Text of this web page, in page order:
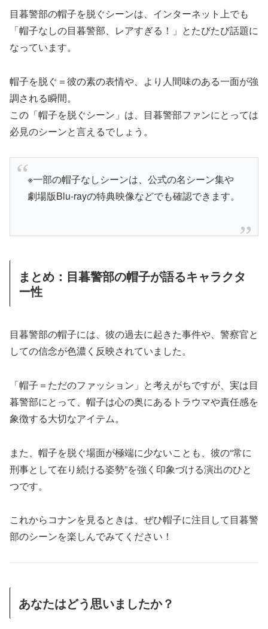
目暮警部の帽子を脱ぐシーンは、インターネット上でも
「帽子なしの目暮警部、レアすぎる！」とたびたび話題に
なっています。
帽子を脱ぐ＝彼の素の表情や、より人間味のある一面が強
調される瞬間。
この「帽子を脱ぐシーン」は、目暮警部ファンにとっては
必見のシーンと言えるでしょう。
※一部の帽子なしシーンは、公式の名シーン集や
劇場版Blu-rayの特典映像などでも確認できます。
まとめ：目暮警部の帽子が語るキャラクタ
ー性
目暮警部の帽子には、彼の過去に起きた事件や、警察官と
しての信念が色濃く反映されていました。
「帽子＝ただのファッション」と考えがちですが、実は目
暮警部にとって、帽子は心の奥にあるトラウマや責任感を
象徴する大切なアイテム。
また、帽子を脱ぐ場面が極端に少ないことも、彼の“常に
刑事として在り続ける姿勢”を強く印象づける演出のひと
つです。
これからコナンを見るときは、ぜひ帽子に注目して目暮警
部のシーンを楽しんでみてください！
あなたはどう思いましたか？